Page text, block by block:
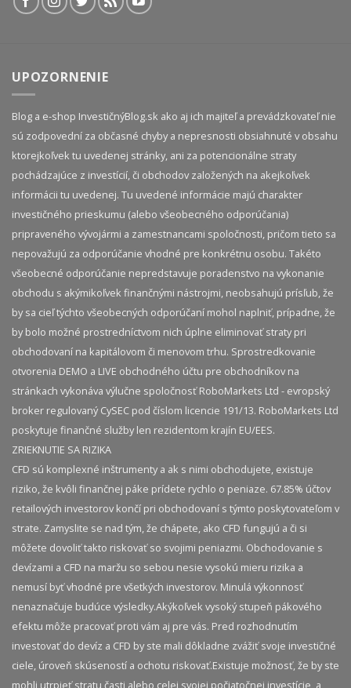
UPOZORNENIE
Blog a e-shop InvestičnýBlog.sk ako aj ich majiteľ a prevádzkovateľ nie
sú zodpovední za občasné chyby a nepresnosti obsiahnuté v obsahu
ktorejkoľvek tu uvedenej stránky, ani za potencionálne straty
pochádzajúce z investícií, či obchodov založených na akejkoľvek
informácii tu uvedenej. Tu uvedené informácie majú charakter
investičného prieskumu (alebo všeobecného odporúčania)
pripraveného vývojármi a zamestnancami spoločnosti, pričom tieto sa
nepovažujú za odporúčanie vhodné pre konkrétnu osobu. Takéto
všeobecné odporúčanie nepredstavuje poradenstvo na vykonanie
obchodu s akýmikoľvek finančnými nástrojmi, neobsahujú prísľub, že
by sa cieľ týchto všeobecných odporúčaní mohol naplniť, prípadne, že
by bolo možné prostredníctvom nich úplne eliminovať straty pri
obchodovaní na kapitálovom či menovom trhu. Sprostredkovanie
otvorenia DEMO a LIVE obchodného účtu pre obchodníkov na
stránkach vykonáva výlučne spoločnosť RoboMarkets Ltd - evropský
broker regulovaný CySEC pod číslom licencie 191/13. RoboMarkets Ltd
poskytuje finančné služby len rezidentom krajín EU/EES.
ZRIEKNUTIE SA RIZIKA
CFD sú komplexné inštrumenty a ak s nimi obchodujete, existuje
riziko, že kvôli finančnej páke prídete rychlo o peniaze. 67.85% účtov
retailových investorov končí pri obchodovaní s týmto poskytovateľom v
strate. Zamyslite se nad tým, že chápete, ako CFD fungujú a či si
môžete dovoliť takto riskovať so svojimi peniazmi. Obchodovanie s
devízami a CFD na maržu so sebou nesie vysokú mieru rizika a
nemusí byť vhodné pre všetkých investorov. Minulá výkonnosť
nenaznačuje budúce výsledky.​ Akýkoľvek vysoký stupeň pákového
efektu môže pracovať proti vám aj pre vás. Pred rozhodnutím
investovať do devíz a CFD by ste mali dôkladne zvážiť svoje investičné
ciele, úroveň skúseností a ochotu riskovať.​ Existuje možnosť, že by ste
mohli utrpieť stratu časti alebo celej svojej počiatočnej investície, a